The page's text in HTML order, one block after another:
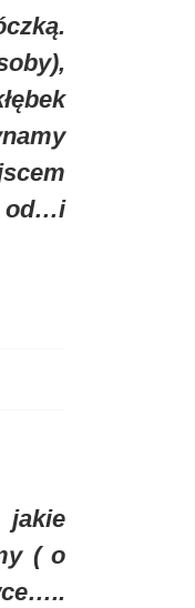
od…i
jakie
( o